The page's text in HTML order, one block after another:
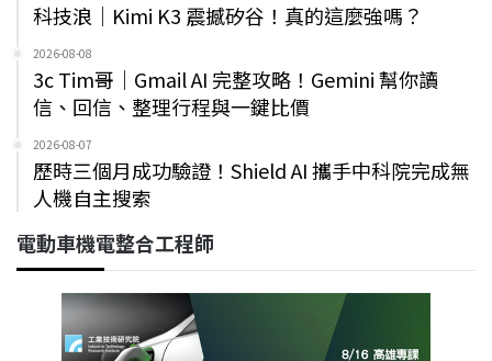
科技浪｜Kimi K3 震撼矽谷！真的這麼強嗎？
2026-08-08
3c Tim哥｜Gmail AI 完整攻略！Gemini 幫你讀
信、回信、整理行程與一鍵比價
2026-08-07
歷時三個月成功驗證！Shield AI 攜手中科院完成無
人機自主搜索
電動車機電整合工程師